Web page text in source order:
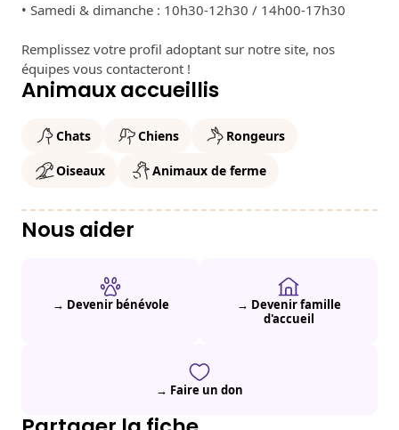
• Samedi & dimanche : 10h30-12h30 / 14h00-17h30
Remplissez votre profil adoptant sur notre site, nos
équipes vous contacteront !
Animaux accueillis
Chats Chiens Rongeurs
Oiseaux Animaux de ferme
Nous aider
→ Devenir bénévole
→ Devenir famille
d'accueil
→ Faire un don